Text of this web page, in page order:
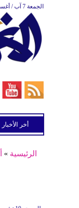
الجمعة 7 آب / أغسطس 2026
أخر الأخبار
الرئيسية »